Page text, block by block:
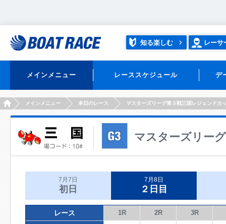
知る楽しむ レーサ
メインメニュー レーススケジュール デ
HOMEメインメニュー 本日のレース マスターズリーグ第３戦三国レジェンドカ
マスターズリー
7月7日
初日
7月8日
２日目
レース 1R 2R 3R